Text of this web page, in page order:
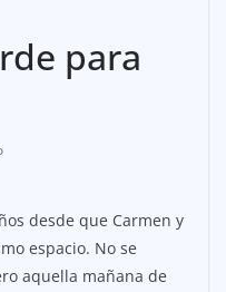
para
desde que Carmen y
espacio. No se
aquella mañana de